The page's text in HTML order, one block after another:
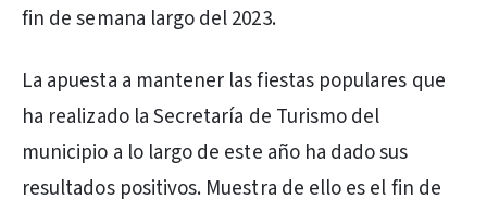
fin de semana largo del 2023.
La apuesta a mantener las fiestas populares que
ha realizado la Secretaría de Turismo del
municipio a lo largo de este año ha dado sus
resultados positivos. Muestra de ello es el fin de